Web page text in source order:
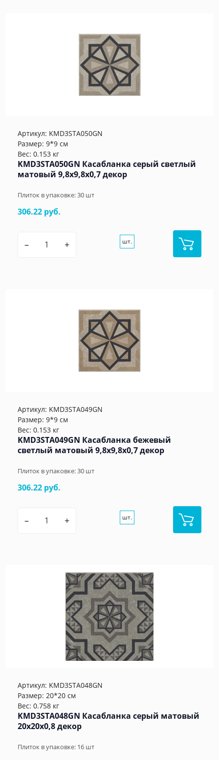
Артикул: KMD3STA050GN
Размер: 9*9 см
Вес: 0.153 кг
KMD3STA050GN Касабланка серый светлый
матовый 9,8x9,8x0,7 декор
Плиток в упаковке:30 шт
306.22 руб.
– + шт.
Артикул: KMD3STA049GN
Размер: 9*9 см
Вес: 0.153 кг
KMD3STA049GN Касабланка бежевый
светлый матовый 9,8x9,8x0,7 декор
Плиток в упаковке:30 шт
306.22 руб.
– + шт.
Артикул: KMD3STA048GN
Размер: 20*20 см
Вес: 0.758 кг
KMD3STA048GN Касабланка серый матовый
20x20x0,8 декор
Плиток в упаковке: 16 шт